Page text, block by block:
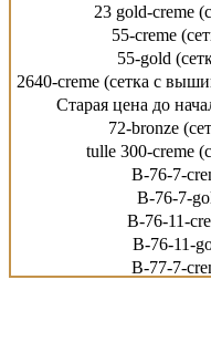
23 gold-creme
55-creme
55-gold
2640-creme (сетка с
Старая цена до
72-bronze
tulle 300-creme
B-76-7-
B-76-7-
B-76-11-
B-76-11-
B-77-7-